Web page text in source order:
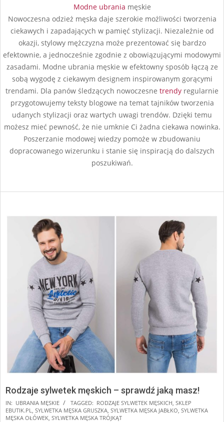
Modne ubrania męskie
Nowoczesna odzież męska daje szerokie możliwości tworzenia
ciekawych i zapadających w pamięć stylizacji. Niezależnie od
okazji, stylowy mężczyzna może prezentować się bardzo
efektownie, a jednocześnie zgodnie z obowiązującymi modowymi
zasadami. Modne ubrania męskie w efektowny sposób łączą ze
sobą wygodę z ciekawym designem inspirowanym gorącymi
trendami. Dla panów śledzących nowoczesne trendy regularnie
przygotowujemy teksty blogowe na temat tajników tworzenia
udanych stylizacji oraz wartych uwagi trendów. Dzięki temu
możesz mieć pewność, że nie umknie Ci żadna ciekawa nowinka.
Poszerzanie modowej wiedzy pomoże w zbudowaniu
dopracowanego wizerunku i stanie się inspiracją do dalszych
poszukiwań.
Rodzaje sylwetek męskich – sprawdź jaką masz!
2025-
11-
IN: UBRANIA MĘSKIE TAGGED: RODZAJE SYLWETEK MĘSKICH SKLEP
EBUTIK.PL
SYLWETKA MĘSKA GRUSZKA SYLWETKA MĘSKA JABŁKO SYLWETKA
MĘSKA OŁÓWEK SYLWETKA MĘSKA TRÓJKĄT